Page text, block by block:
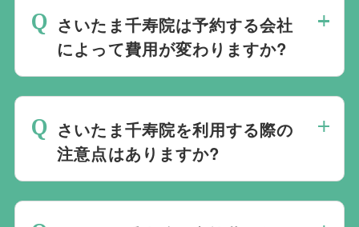
社会館を勧めることなく柔軟にご提案がで
きます。
すすめの式場をご紹介させていただきま
す。また、式場でご葬儀気を行うのが一般
的ですが、どこで葬儀を行うかは多様化し
ており必ずしも式場を借りて行う必要はな
く、近年では自宅でご葬儀を行う自宅葬を
選ばれる方もいます。私たちは自宅でのご
ご希望がありましたら遠慮なくお申し付け
さいたま千寿院は予約する会社
によって費用が変わりますか?
儀会社から予約をしても式場利用料は同じ
です。
さいたま千寿院を利用する際の
注意点はありますか?